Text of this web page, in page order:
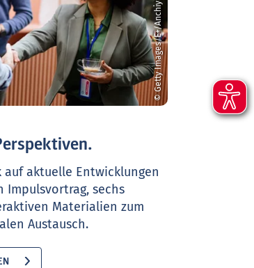
© Getty Images/E+/Anchiy
aktuelle Entwicklungen
Impulsvortrag, sechs
Materialien zum
Austausch.